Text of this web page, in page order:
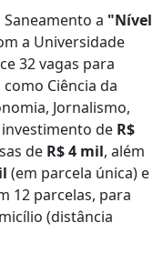
a "Nível
a Universidade
32 vagas para
Ciência da
Jornalismo,
de R$
de R$ 4 mil, além
(em parcela única) e
12 parcelas, para
(distância